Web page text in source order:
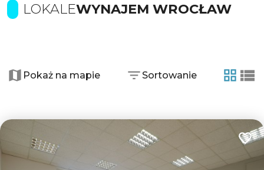
LOKALEWYNAJEM WROCŁAW
2
−Pokaż na mapie Sortowanie
tabela